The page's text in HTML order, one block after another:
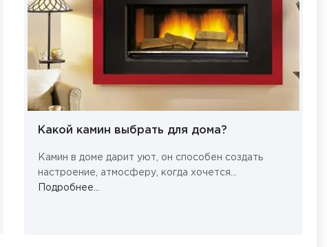
Какой камин выбрать для дома?
Камин в доме дарит уют, он способен создать
настроение, атмосферу, когда хочется...
Подробнее...